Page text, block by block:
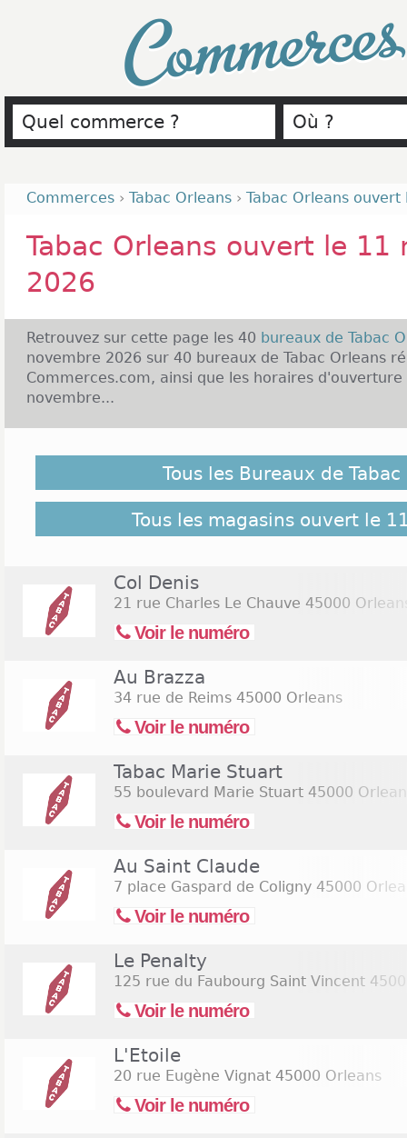
Commerces › Tabac Orleans › Tabac Orleans
Tabac Orleans ouvert le 11
2026
Retrouvez sur cette page les 40 bureaux de Tabac
novembre 2026 sur 40 bureaux de Tabac Orleans
Commerces.com, ainsi que les horaires d'ouverture
novembre...
le 11 novembre 2026 ne soient pas répertoriés ici,
pour retrouver l'ensemble des Tabac Orleans
40 bureaux de Tabac Orleans
Tous les Bureaux de
Tous les magasins ouvert le
Col Denis
21 rue Charles Le Chauve 45000
Voir le numéro
Au Brazza
34 rue de Reims 45000 Orleans
Voir le numéro
Tabac Marie Stuart
55 boulevard Marie Stuart 45000
Voir le numéro
Au Saint Claude
7 place Gaspard de Coligny 45000
Voir le numéro
Le Penalty
125 rue du Faubourg Saint Vincent
Voir le numéro
L'Etoile
20 rue Eugène Vignat 45000 Orleans
Voir le numéro